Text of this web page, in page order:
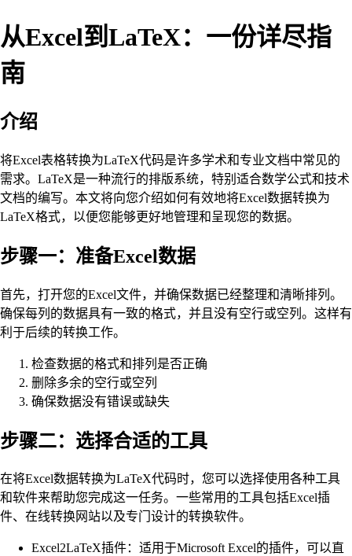
从Excel到LaTeX：一份详尽指
南
介绍
将Excel表格转换为LaTeX代码是许多学术和专业文档中常见的
需求。LaTeX是一种流行的排版系统，特别适合数学公式和技术
文档的编写。本文将向您介绍如何有效地将Excel数据转换为
LaTeX格式，以便您能够更好地管理和呈现您的数据。
步骤一：准备Excel数据
首先，打开您的Excel文件，并确保数据已经整理和清晰排列。
确保每列的数据具有一致的格式，并且没有空行或空列。这样有
利于后续的转换工作。
检查数据的格式和排列是否正确
删除多余的空行或空列
确保数据没有错误或缺失
步骤二：选择合适的工具
在将Excel数据转换为LaTeX代码时，您可以选择使用各种工具
和软件来帮助您完成这一任务。一些常用的工具包括Excel插
件、在线转换网站以及专门设计的转换软件。
Excel2LaTeX插件：适用于Microsoft Excel的插件，可以直